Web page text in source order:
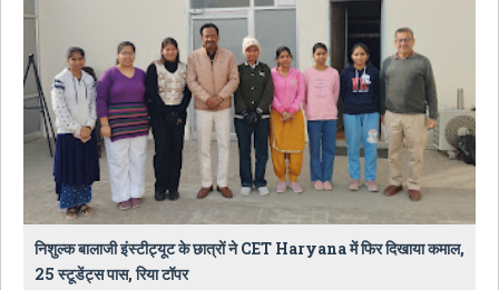
निशुल्क बालाजी इंस्टीट्यूट के छात्रों ने CET Haryana में फिर दिखाया कमाल,
25 स्टूडेंट्स पास, रिया टॉपर